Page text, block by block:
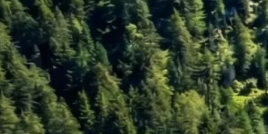
Gesetzliche Revisionen
Spezialprüfungen
Vorsorge & öffentliche Organisationen
Interne Kontrollen & Prozessprüfungen
Beratung
Gründung & Entwicklung
Umstrukturierung & Sanierung
Nachfolge & Transaktionen
Bewertung & Planung